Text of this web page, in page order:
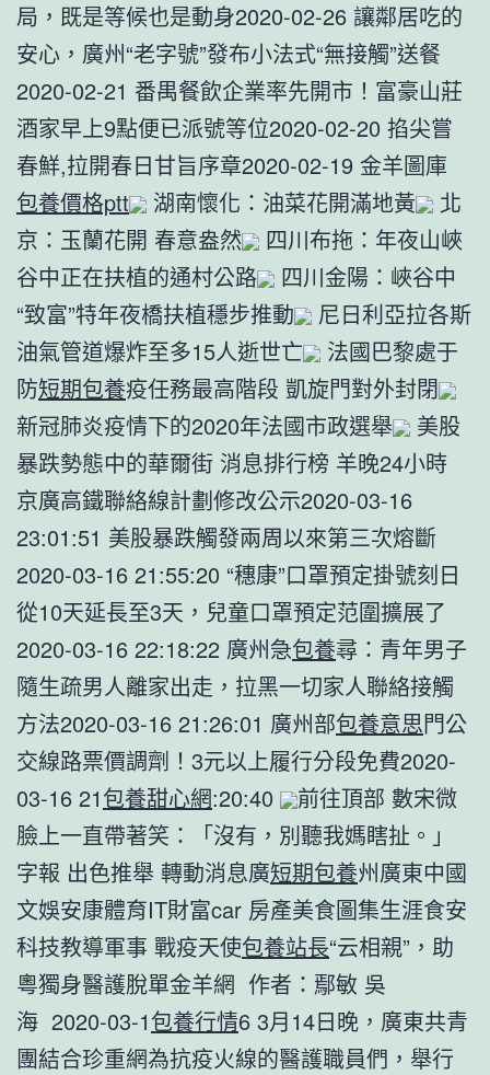
局，既是等候也是動身2020-02-26 讓鄰居吃的
安心，廣州“老字號”發布小法式“無接觸”送餐
2020-02-21 番禺餐飲企業率先開市！富豪山莊
酒家早上9點便已派號等位2020-02-20 掐尖嘗
春鮮,拉開春日甘旨序章2020-02-19 金羊圖庫
包養價格ptt
湖南懷化：油菜花開滿地黃
北
京：玉蘭花開 春意盎然
四川布拖：年夜山峽
谷中正在扶植的通村公路
四川金陽：峽谷中
“致富”特年夜橋扶植穩步推動
尼日利亞拉各斯
油氣管道爆炸至多15人逝世亡
法國巴黎處于
防短期包養疫任務最高階段 凱旋門對外封閉
新冠肺炎疫情下的2020年法國市政選舉
美股
暴跌勢態中的華爾街 消息排行榜 羊晚24小時
京廣高鐵聯絡線計劃修改公示2020-03-16
23:01:51 美股暴跌觸發兩周以來第三次熔斷
2020-03-16 21:55:20 “穗康”口罩預定掛號刻日
從10天延長至3天，兒童口罩預定范圍擴展了
2020-03-16 22:18:22 廣州急包養尋：青年男子
隨生疏男人離家出走，拉黑一切家人聯絡接觸
方法2020-03-16 21:26:01 廣州部包養意思門公
交線路票價調劑！3元以上履行分段免費2020-
03-16 21包養甜心網:20:40
前往頂部 數宋微
臉上一直帶著笑：「沒有，別聽我媽瞎扯。」
字報 出色推舉 轉動消息廣短期包養州廣東中國
文娛安康體育IT財富car 房產美食圖集生涯食安
科技教導軍事 戰疫天使包養站長“云相親”，助
粵獨身醫護脫單金羊網 作者：鄢敏 吳
海 2020-03-1包養行情6 3月14日晚，廣東共青
團結合珍重網為抗疫火線的醫護職員們，舉行